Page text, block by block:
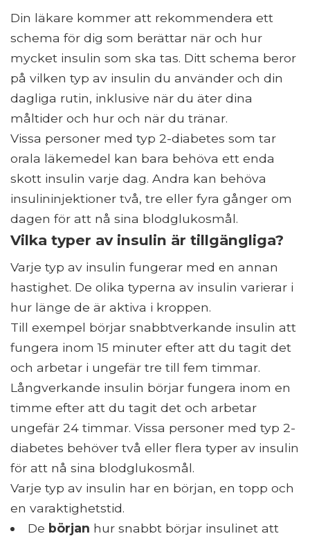
Din läkare kommer att rekommendera ett
schema för dig som berättar när och hur
mycket insulin som ska tas. Ditt schema beror
på vilken typ av insulin du använder och din
dagliga rutin, inklusive när du äter dina
måltider och hur och när du tränar.
Vissa personer med typ 2-diabetes som tar
orala läkemedel kan bara behöva ett enda
skott insulin varje dag. Andra kan behöva
insulininjektioner två, tre eller fyra gånger om
dagen för att nå sina blodglukosmål.
Vilka typer av insulin är tillgängliga?
Varje typ av insulin fungerar med en annan
hastighet. De olika typerna av insulin varierar i
hur länge de är aktiva i kroppen.
Till exempel börjar snabbtverkande insulin att
fungera inom 15 minuter efter att du tagit det
och arbetar i ungefär tre till fem timmar.
Långverkande insulin börjar fungera inom en
timme efter att du tagit det och arbetar
ungefär 24 timmar. Vissa personer med typ 2-
diabetes behöver två eller flera typer av insulin
för att nå sina blodglukosmål.
Varje typ av insulin har en början, en topp och
en varaktighetstid.
De början hur snabbt börjar insulinet att